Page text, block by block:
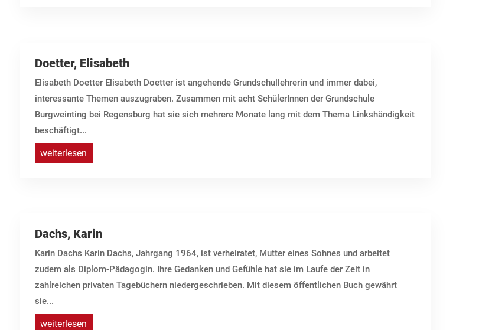
Doetter, Elisabeth
Elisabeth Doetter Elisabeth Doetter ist angehende Grundschullehrerin und immer dabei,
interessante Themen auszugraben. Zusammen mit acht SchülerInnen der Grundschule
Burgweinting bei Regensburg hat sie sich mehrere Monate lang mit dem Thema Linkshändigkeit
beschäftigt...
weiterlesen
Dachs, Karin
Karin Dachs Karin Dachs, Jahrgang 1964, ist verheiratet, Mutter eines Sohnes und arbeitet
zudem als Diplom-Pädagogin. Ihre Gedanken und Gefühle hat sie im Laufe der Zeit in
zahlreichen privaten Tagebüchern niedergeschrieben. Mit diesem öffentlichen Buch gewährt
sie...
weiterlesen